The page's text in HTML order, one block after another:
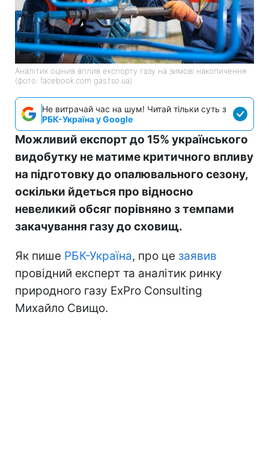
Аналітик оцінив вплив експорту газу на зимові накопичення
(фото: facebook.com gas.tso.ua)
Не витрачай час на шум! Читай тільки суть з
РБК-Україна у Google
Можливий експорт до 15% українського
видобутку не матиме критичного впливу
на підготовку до опалювального сезону,
оскільки йдеться про відносно
невеликий обсяг порівняно з темпами
закачування газу до сховищ.
Як пише РБК-Україна, про це заявив
провідний експерт та аналітик ринку
природного газу ExPro Consulting
Михайло Свищо.